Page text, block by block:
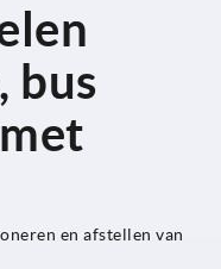
bus
en afstellen van